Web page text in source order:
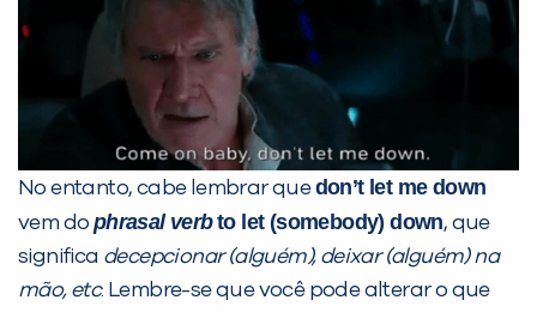
No entanto, cabe lembrar quedon’t let me down
vem do phrasal verbto let (somebody) down, que
significa decepcionar (alguém), deixar (alguém) na
mão, etc. Lembre-se que você pode alterar o que
Não
VOLTAR